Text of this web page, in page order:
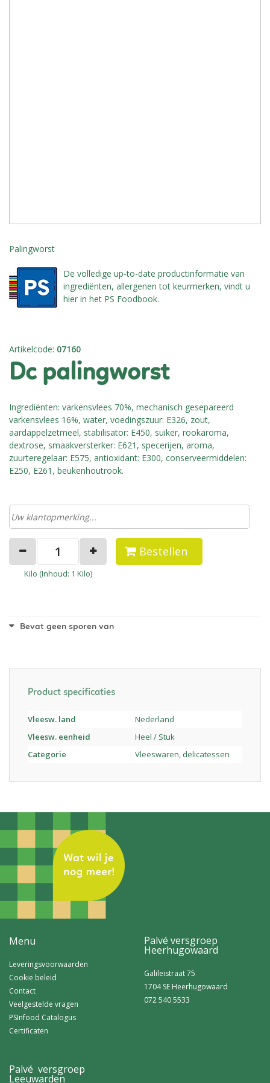
Palingworst
De volledige up-to-date productinformatie van
ingrediënten, allergenen tot keurmerken, vindt u
hier in het PS Foodbook.
Artikelcode: 07160
dc palingworst
Ingrediënten: varkensvlees 70%, mechanisch gesepareerd
varkensvlees 16%, water, voedingszuur: E326, zout,
aardappelzetmeel, stabilisator: E450, suiker, rookaroma,
dextrose, smaakversterker: E621, specerijen, aroma,
zuurteregelaar: E575, antioxidant: E300, conserveermiddelen:
E250, E261, beukenhoutrook.
Bestellen
Kilo (Inhoud: 1 Kilo)
Bevat geen sporen van
Product specificaties
Vleesw. land
Nederland
Vleesw. eenheid
Heel / Stuk
Categorie
Vleeswaren, delicatessen
Menu
Leveringsvoorwaarden
Cookie beleid
Contact
Veelgestelde vragen
PSInfood Catalogus
Certificaten
Palvé versgroep
Heerhugowaard
Galileistraat 75
1704 SE Heerhugowaard
072 540 5533
Palvé versgroep
Leeuwarden